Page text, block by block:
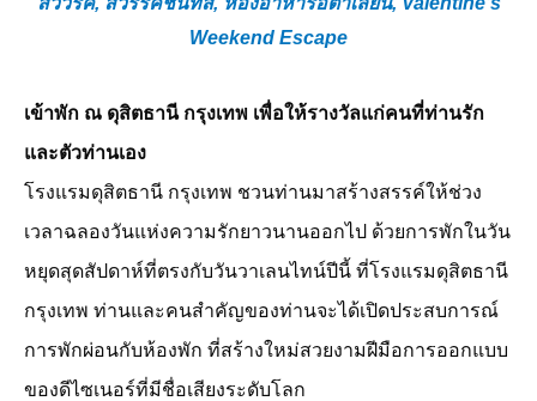
เข้าพัก ณ ดุสิตธานี กรุงเทพ เพื่อให้รางวัลแก่คนที่ท่านรัก
และตัวท่านเอง
โรงแรมดุสิตธานี กรุงเทพ ชวนท่านมาสร้างสรรค์ให้ช่วง
เวลาฉลองวันแห่งความรักยาวนานออกไป ด้วยการพักในวัน
หยุดสุดสัปดาห์ที่ตรงกับวันวาเลนไทน์ปีนี้ ที่โรงแรมดุสิตธานี
กรุงเทพ ท่านและคนสำคัญของท่านจะได้เปิดประสบการณ์
การพักผ่อนกับห้องพัก ที่สร้างใหม่สวยงามฝีมือการออกแบบ
ของดีไซเนอร์ที่มีชื่อเสียงระดับโลก